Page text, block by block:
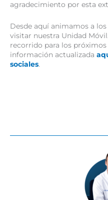
agradecimiento por esta
Desde aquí animamos a
visitar nuestra Unidad
recorrido para los
información actualizada
sociales.